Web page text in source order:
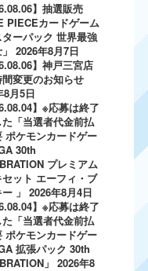
】抽選販売
PIECEカードゲーム
ーパック 世界最強
2026年8月7日
】神戸三宮店
変更のお知らせ
8月5日
】※応募は終了
た「当選者代金前払
ポケモンカードゲー
30th
プレミアム
ット エーフィ・ブ
」 2026年8月4日
】※応募は終了
た「当選者代金前払
ポケモンカードゲー
拡張パック 30th
」 2026年8